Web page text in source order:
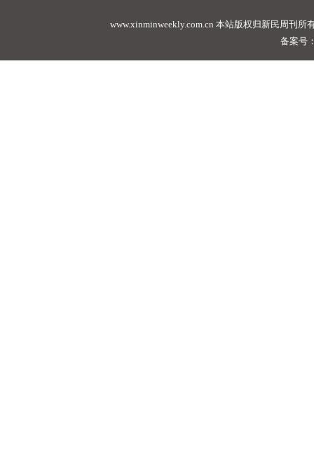
www.xinminweekly.com.cn 本站版权归新民周刊所
备案号